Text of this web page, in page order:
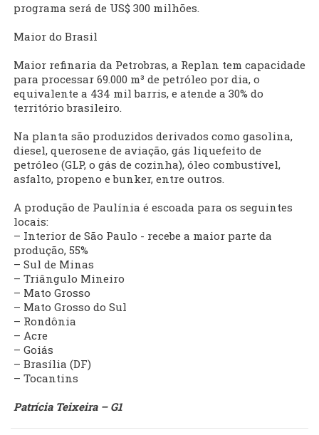
programa será de US$ 300 milhões.
Maior do Brasil
Maior refinaria da Petrobras, a Replan tem capacidade
para processar 69.000 m³ de petróleo por dia, o
equivalente a 434 mil barris, e atende a 30% do
território brasileiro.
Na planta são produzidos derivados como gasolina,
diesel, querosene de aviação, gás liquefeito de
petróleo (GLP, o gás de cozinha), óleo combustível,
asfalto, propeno e bunker, entre outros.
A produção de Paulínia é escoada para os seguintes
locais:
– Interior de São Paulo - recebe a maior parte da
produção, 55%
– Sul de Minas
– Triângulo Mineiro
– Mato Grosso
– Mato Grosso do Sul
– Rondônia
– Acre
– Goiás
– Brasília (DF)
– Tocantins
Patrícia Teixeira – G1